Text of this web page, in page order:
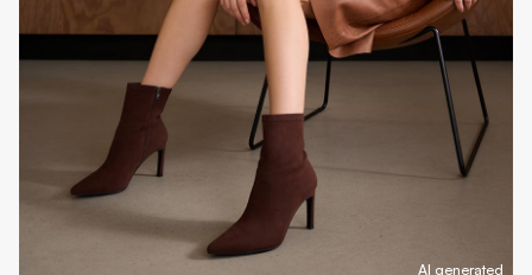
AI generated